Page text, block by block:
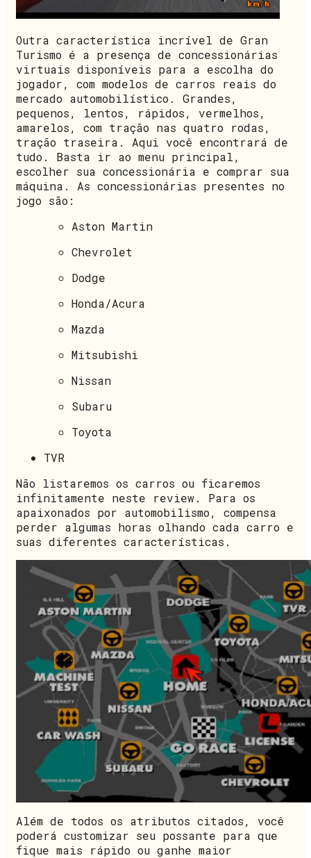
Outra característica incrível de Gran
Turismo é a presença de concessionárias
virtuais disponíveis para a escolha do
jogador, com modelos de carros reais do
mercado automobilístico. Grandes,
pequenos, lentos, rápidos, vermelhos,
amarelos, com tração nas quatro rodas,
tração traseira. Aqui você encontrará de
tudo. Basta ir ao menu principal,
escolher sua concessionária e comprar sua
máquina. As concessionárias presentes no
jogo são:
Aston Martin
Chevrolet
Dodge
Honda/Acura
Mazda
Mitsubishi
Nissan
Subaru
Toyota
TVR
Não listaremos os carros ou ficaremos
infinitamente neste review. Para os
apaixonados por automobilismo, compensa
perder algumas horas olhando cada carro e
suas diferentes características.
Além de todos os atributos citados, você
poderá customizar seu possante para que
fique mais rápido ou ganhe maior